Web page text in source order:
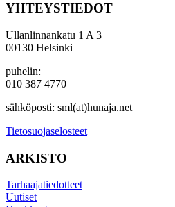
YHTEYSTIEDOT
Ullanlinnankatu 1 A 3
00130 Helsinki
puhelin:
010 387 4770
sähköposti: sml(at)hunaja.net
Tietosuojaselosteet
ARKISTO
Tarhaajatiedotteet
Uutiset